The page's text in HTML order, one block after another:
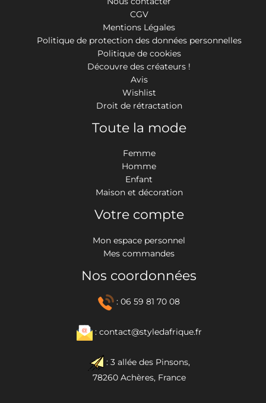
CGV
Mentions Légales
Politique de protection des données personnelles
Politique de cookies
Découvre des créateurs !
Avis
Wishlist
Droit de rétractation
Toute la mode
Femme
Homme
Enfant
Maison et décoration
Votre compte
Mon espace personnel
Mes commandes
Nos coordonnées
: 06 59 81 70 08
: contact@styledafrique.fr
: 3 allée des Pinsons,
78260 Achères, France